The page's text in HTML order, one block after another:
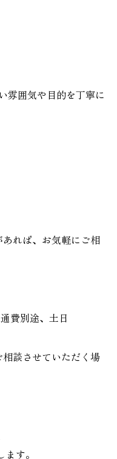
雰囲気や目的を丁寧に
れば、お気軽にご相
費別途、土日
談させていただく場
す。